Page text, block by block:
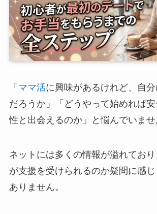
「 ママ活に興味があるけれど、自
だろうか」「どうやって始めれば
性と出会えるのか」と悩んでいませ
ネットには多くの情報が溢れてお
が支援を受けられるのか疑問に感
ありません。